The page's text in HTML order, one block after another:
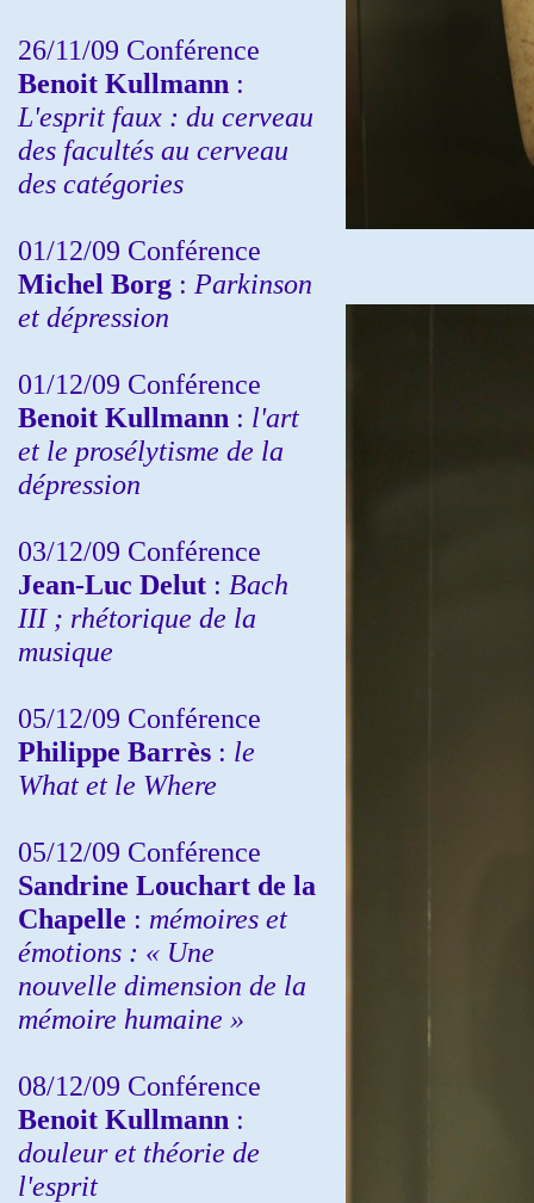
26/11/09 Conférence
Benoit Kullmann :
L'esprit faux : du cerveau
des facultés au cerveau
des catégories
01/12/09 Conférence
Michel Borg : Parkinson
et dépression
01/12/09 Conférence
Benoit Kullmann : l'art
et le prosélytisme de la
dépression
03/12/09 Conférence
Jean-Luc Delut : Bach
III ; rhétorique de la
musique
05/12/09 Conférence
Philippe Barrès : le
What et le Where
05/12/09 Conférence
Sandrine Louchart de la
Chapelle : mémoires et
émotions : « Une
nouvelle dimension de la
mémoire humaine »
08/12/09 Conférence
Benoit Kullmann :
douleur et théorie de
l'esprit